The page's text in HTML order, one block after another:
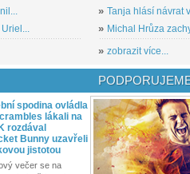
» Tanja hlásí návrat
» Michal Hrůza
» zobrazit více...
spodina ovládla
lákali na
rozdával
Bunny uzavřeli
jistotou
večer se na